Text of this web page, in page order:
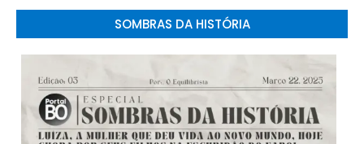
SOMBRAS DA HISTÓRIA